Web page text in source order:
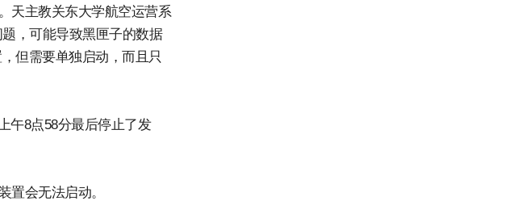
天主教关东大学航空运营系
，可能导致黑匣子的数据
但需要单独启动，而且只
午8点58分最后停止了发
置会无法启动。